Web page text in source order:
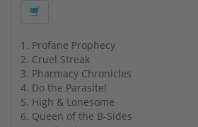
1. Profane Prophecy
2. Cruel Streak
3. Pharmacy Chronicles
4. Do the Parasite!
5. High & Lonesome
6. Queen of the B-Sides